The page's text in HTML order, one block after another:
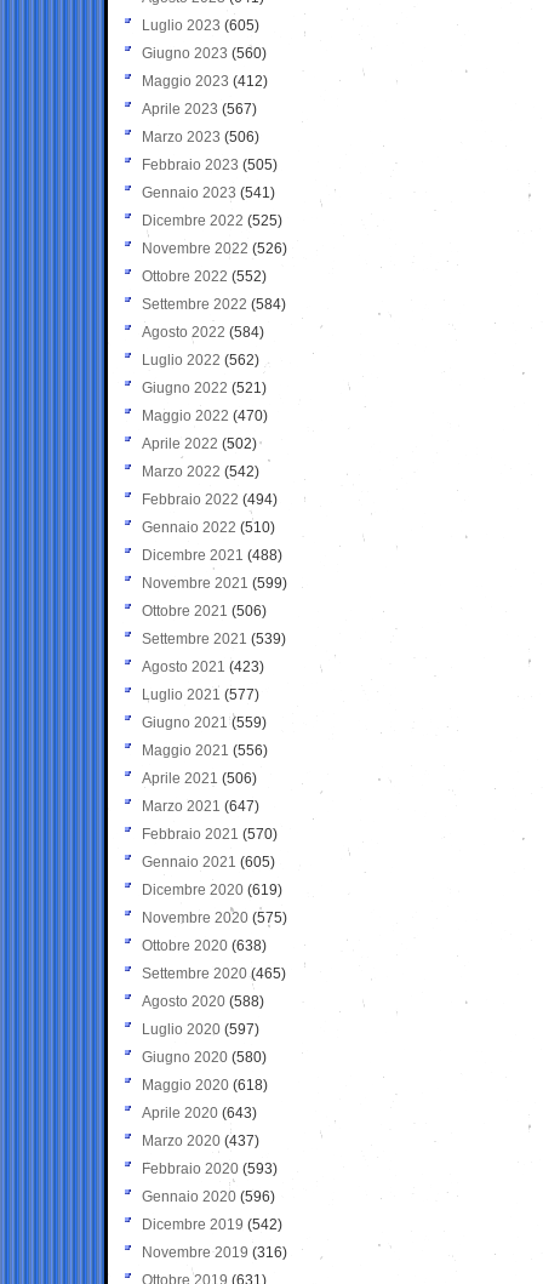
Luglio 2023 (605)
Giugno 2023 (560)
Maggio 2023 (412)
Aprile 2023 (567)
Marzo 2023 (506)
Febbraio 2023 (505)
Gennaio 2023 (541)
Dicembre 2022 (525)
Novembre 2022 (526)
Ottobre 2022 (552)
Settembre 2022 (584)
Agosto 2022 (584)
Luglio 2022 (562)
Giugno 2022 (521)
Maggio 2022 (470)
Aprile 2022 (502)
Marzo 2022 (542)
Febbraio 2022 (494)
Gennaio 2022 (510)
Dicembre 2021 (488)
Novembre 2021 (599)
Ottobre 2021 (506)
Settembre 2021 (539)
Agosto 2021 (423)
Luglio 2021 (577)
Giugno 2021(559)
Maggio 2021 (556)
Aprile 2021 (506)
Marzo 2021 (647)
Febbraio 2021 (570)
Gennaio 2021 (605)
Dicembre 2020 (619)
Novembre 2020 (575)
Ottobre 2020 (638)
Settembre 2020(465)
Agosto 2020 (588)
Luglio 2020 (597)
Giugno 2020 (580)
Maggio 2020 (618)
Aprile 2020 (643)
Marzo 2020 (437)
Febbraio 2020 (593)
Gennaio 2020 (596)
Dicembre 2019 (542)
Novembre 2019 (316)
Ottobre 2019 (631)